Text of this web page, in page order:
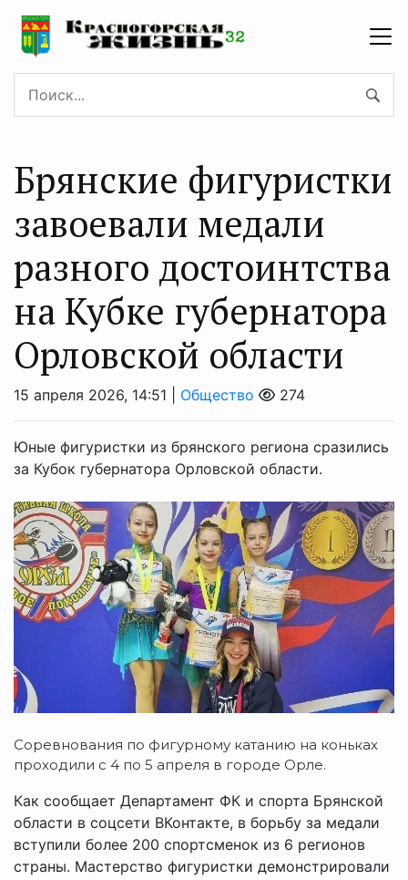
Брянские фигуристки
завоевали медали
разного достоинтства
на Кубке губернатора
Орловской области
15 апреля 2026, 14:51 | Общество 274
Юные фигуристки из брянского региона сразились
за Кубок губернатора Орловской области.
Соревнования по фигурному катанию на коньках
проходили с 4 по 5 апреля в городе Орле.
Как сообщает Департамент ФК и спорта Брянской
области в соцсети ВКонтакте, в борьбу за медали
вступили более 200 спортсменок из 6 регионов
страны. Мастерство фигуристки демонстрировали